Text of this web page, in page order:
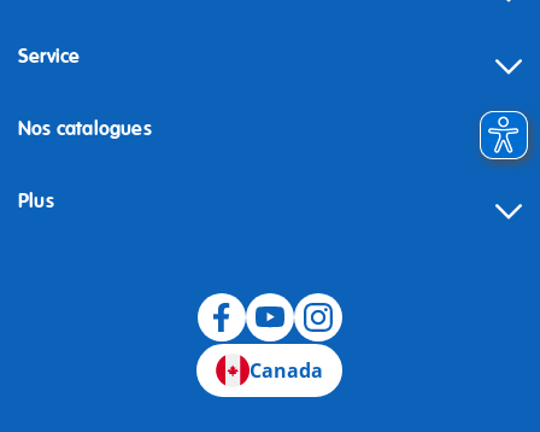
Service
Nos catalogues
Plus
Canada